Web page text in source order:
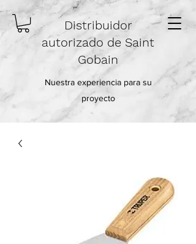
Distribuidor
autorizado de Saint
Gobain
Nuestra experiencia para su
proyecto